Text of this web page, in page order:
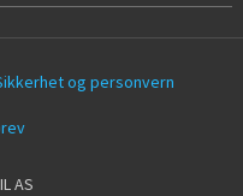
og personvern
AS